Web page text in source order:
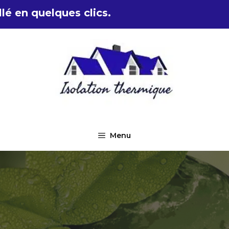
en quelques clics.
Menu